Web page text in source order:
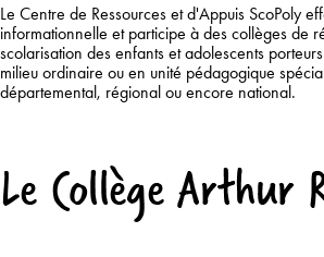
Le Centre de Ressources et d'Appuis ScoPoly
informationnelle et participe à des collèges de
scolarisation des enfants et adolescents
milieu ordinaire ou en unité pédagogique
départemental, régional ou encore national.